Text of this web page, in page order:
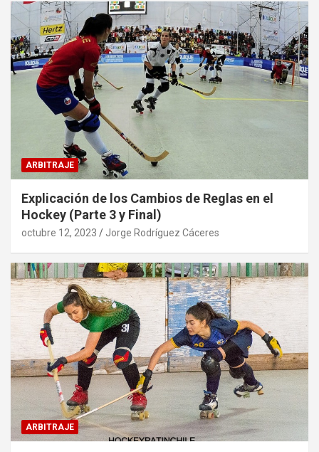
ARBITRAJE
Explicación de los Cambios de Reglas en el
Hockey (Parte 3 y Final)
octubre 12, 2023 Jorge Rodríguez Cáceres
ARBITRAJE